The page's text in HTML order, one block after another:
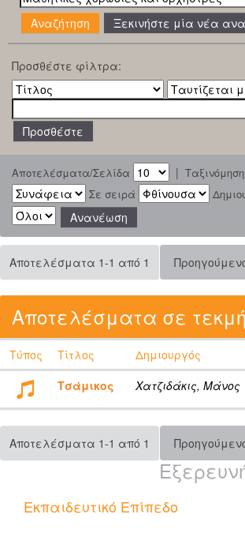
Ξεκινήστε μία νέα
Προσθέστε φίλτρα:
Αποτελέσματα/Σελίδα |
Σε σειρά
Αποτελέσματα 1-1 από 1
Αποτελέσματα σε
Τύπος Τίτλος Δημιουργός
Τσάμικος
Χατζιδάκις, Μάνος
Αποτελέσματα 1-1 από 1
Εκπαιδευτικό Επίπεδο